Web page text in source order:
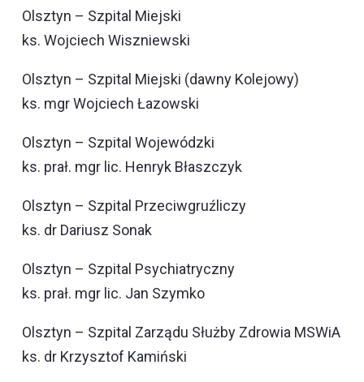
Olsztyn – Szpital Miejski
ks. Wojciech Wiszniewski
Olsztyn – Szpital Miejski (dawny Kolejowy)
ks. mgr Wojciech Łazowski
Olsztyn – Szpital Wojewódzki
ks. prał. mgr lic. Henryk Błaszczyk
Olsztyn – Szpital Przeciwgruźliczy
ks. dr Dariusz Sonak
Olsztyn – Szpital Psychiatryczny
ks. prał. mgr lic. Jan Szymko
Olsztyn – Szpital Zarządu Służby Zdrowia MSWiA
ks. dr Krzysztof Kamiński